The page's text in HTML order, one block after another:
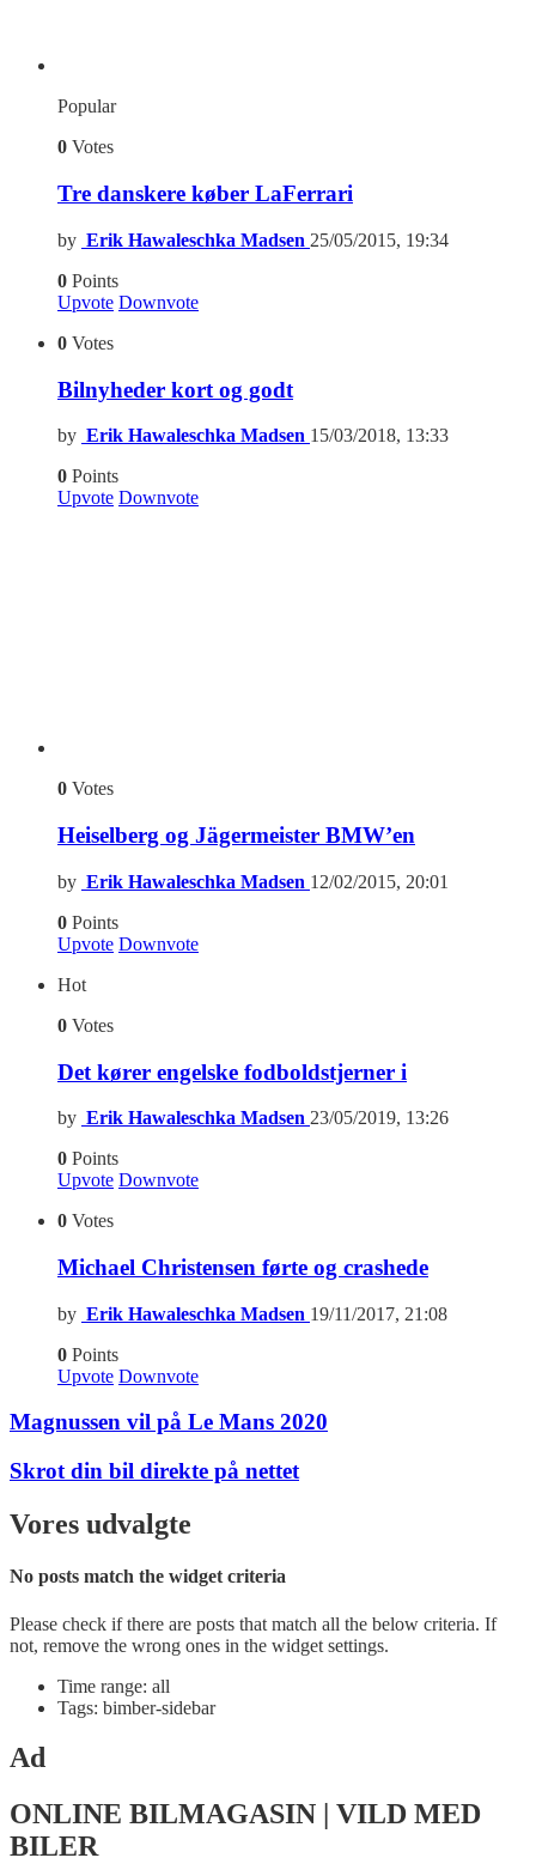
Popular
0 Votes
Tre danskere køber LaFerrari
by Erik Hawaleschka Madsen 25/05/2015, 19:34
0 Points
Upvote Downvote
0 Votes
Bilnyheder kort og godt
by Erik Hawaleschka Madsen 15/03/2018, 13:33
0 Points
Upvote Downvote
0 Votes
Heiselberg og Jägermeister BMW’en
by Erik Hawaleschka Madsen 12/02/2015, 20:01
0 Points
Upvote Downvote
Hot
0 Votes
Det kører engelske fodboldstjerner i
by Erik Hawaleschka Madsen 23/05/2019, 13:26
0 Points
Upvote Downvote
0 Votes
Michael Christensen førte og crashede
by Erik Hawaleschka Madsen 19/11/2017, 21:08
0 Points
Upvote Downvote
Magnussen vil på Le Mans 2020
Skrot din bil direkte på nettet
Vores udvalgte
No posts match the widget criteria
Please check if there are posts that match all the below criteria. If
not, remove the wrong ones in the widget settings.
Time range: all
Tags: bimber-sidebar
Ad
ONLINE BILMAGASIN | VILD MED
BILER